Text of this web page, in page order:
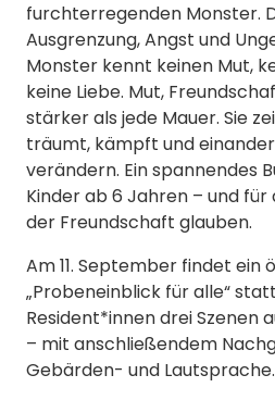
furchterregenden Monster.
Ausgrenzung, Angst und
Monster kennt keinen Mut,
keine Liebe. Mut,
stärker als jede Mauer. Sie
träumt, kämpft und
verändern. Ein spannendes
Kinder ab 6 Jahren – und für
der Freundschaft glauben.
Am 11. September findet ein
„Probeneinblick für alle“
Resident*innen drei Szenen
– mit anschließendem
Gebärden- und Lautsprache.